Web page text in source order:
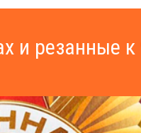
и резанные